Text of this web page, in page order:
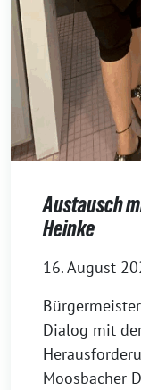
Austausch
Heinke
16. August
Dialog mit
Moosbacher